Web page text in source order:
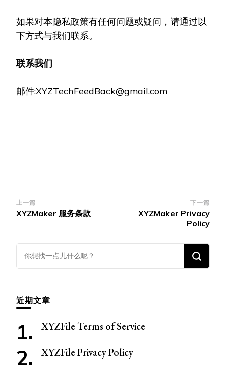
如果对本隐私政策有任何问题或疑问，请通过以
下方式与我们联系。
联系我们
邮件:XYZTechFeedBack@gmail.com
博
文
航
上一篇
XYZMaker 服务条款
下一篇
XYZMaker Privacy
Policy
什
西
近期文章
XYZFile Terms of Service
XYZFile Privacy Policy